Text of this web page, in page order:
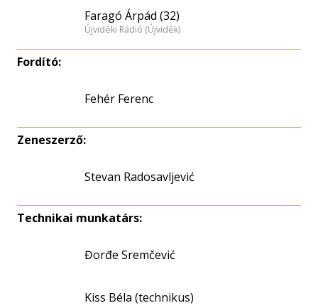
Faragó Árpád (32)
Újvidéki Rádió (Újvidék)
Fordító:
Fehér Ferenc
Zeneszerző:
Stevan Radosavljević
Technikai munkatárs:
Đorđe Sremčević
Kiss Béla (technikus)